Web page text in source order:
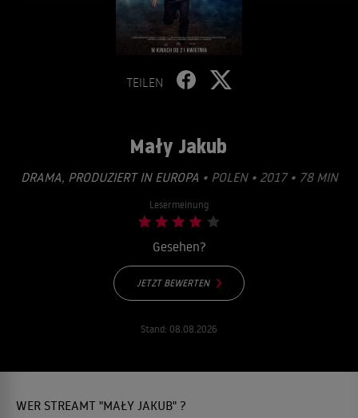
TEILEN
Mały Jakub
DRAMA, PRODUZIERT IN EUROPA • POLEN • 2017 • 78 MIN
Lesermeinung
Gesehen?
JETZT BEWERTEN
Stand: 08.08.2026
WER STREAMT "MAŁY JAKUB" ?